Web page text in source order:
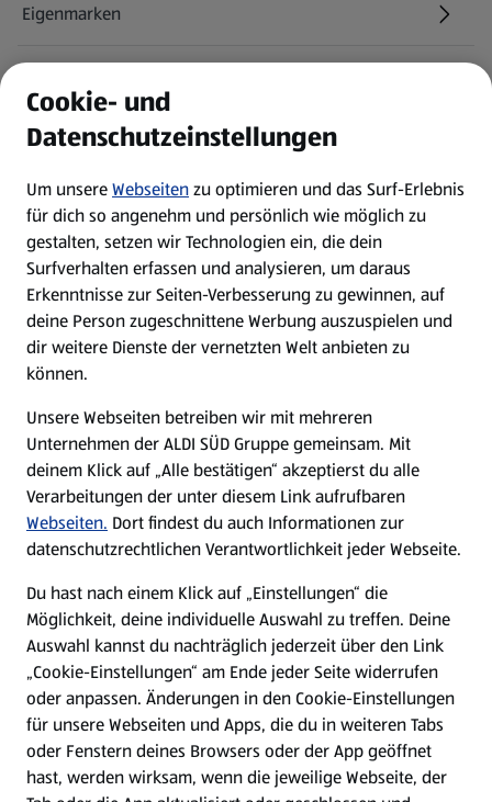
Eigenmarken
Newsletter
WhatsApp
Über ALDI SÜD
Filialen
Nachhaltigkeit
Karriere
Presse
Hilfe & Kontakt
(öffnet in einem neuen Tab)
Unternehmen
Folge uns hier:
Cookie- und
Datenschutzeinstellungen
Um unsereWebseitenzu optimieren und das Surf-Erlebnis
für dich so angenehm und persönlich wie möglich zu
gestalten, setzen wir Technologien ein, die dein
Surfverhalten erfassen und analysieren, um daraus
Erkenntnisse zur Seiten-Verbesserung zu gewinnen, auf
deine Person zugeschnittene Werbung auszuspielen und
dir weitere Dienste der vernetzten Welt anbieten zu
können.
Unsere Webseiten betreiben wir mit mehreren
Unternehmen der ALDI SÜD Gruppe gemeinsam. Mit
deinem Klick auf „Alle bestätigen“ akzeptierst du alle
Verarbeitungen der unter diesem Link aufrufbaren
Webseiten. Dort findest du auch Informationen zur
datenschutzrechtlichen Verantwortlichkeit jeder Webseite.
Du hast nach einem Klick auf „Einstellungen“ die
Möglichkeit, deine individuelle Auswahl zu treffen. Deine
Auswahl kannst du nachträglich jederzeit über den Link
„Cookie-Einstellungen“ am Ende jeder Seite widerrufen
oder anpassen. Änderungen in den Cookie-Einstellungen
für unsere Webseiten und Apps, die du in weiteren Tabs
oder Fenstern deines Browsers oder der App geöffnet
hast, werden wirksam, wenn die jeweilige Webseite, der